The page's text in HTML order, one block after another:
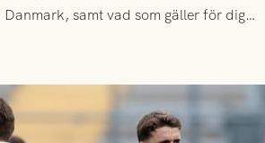
samt vad som gäller för dig
eller fått förhinder.